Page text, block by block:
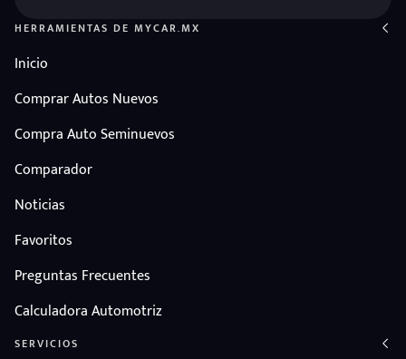
HERRAMIENTAS DE MYCAR.MX
Inicio
Comprar Autos Nuevos
Compra Auto Seminuevos
Comparador
Noticias
Favoritos
Preguntas Frecuentes
Calculadora Automotriz
SERVICIOS